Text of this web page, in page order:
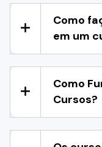
Como
em um
Como
Cursos?